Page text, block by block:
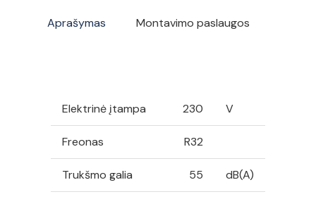
šilumosAprašymas Montavimo paslaugos
Elektrinė įtampa 230 V
Freonas R32
Trukšmo galia 55 dB(A)